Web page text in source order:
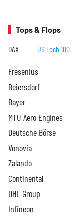
Tops & Flops
DAX US Tech 100
Fresenius
Beiersdorf
Bayer
MTU Aero Engines
Deutsche Börse
Vonovia
Zalando
Continental
DHL Group
Infineon